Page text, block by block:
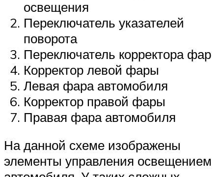
освещения
Переключатель указателей
поворота
Переключатель корректора фар
Корректор левой фары
Левая фара автомобиля
Корректор правой фары
Правая фара автомобиля
На данной схеме изображены
элементы управления освещением